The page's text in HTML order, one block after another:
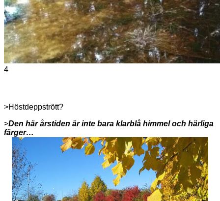
4
>Höstdeppstrött?
>Den här årstiden är inte bara klarblå himmel och härliga
färger…